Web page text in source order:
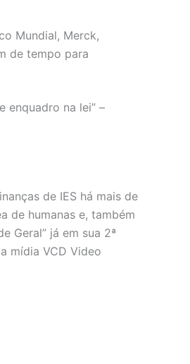
Mundial, Merck,
de tempo para
enquadro na lei” –
de IES há mais de
de humanas e, também
Geral” já em sua 2ª
mídia VCD Video